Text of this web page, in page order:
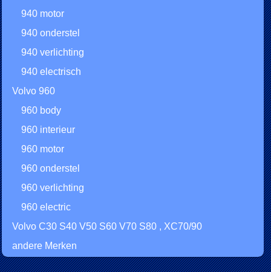
940 motor
940 onderstel
940 verlichting
940 electrisch
Volvo 960
960 body
960 interieur
960 motor
960 onderstel
960 verlichting
960 electric
Volvo C30 S40 V50 S60 V70 S80 , XC70/90
andere Merken